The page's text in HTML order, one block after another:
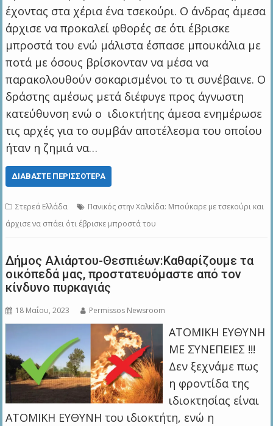
έχοντας στα χέρια ένα τσεκούρι. Ο άνδρας άμεσα
άρχισε να προκαλεί φθορές σε ότι έβρισκε
μπροστά του ενώ μάλιστα έσπασε μπουκάλια με
ποτά με όσους βρίσκονταν να μέσα να
παρακολουθούν σοκαρισμένοι το τι συνέβαινε. Ο
δράστης αμέσως μετά διέφυγε προς άγνωστη
κατεύθυνση ενώ ο ιδιοκτήτης άμεσα ενημέρωσε
τις αρχές για το συμβάν αποτέλεσμα του οποίου
ήταν η ζημιά να…
ΔΙΑΒΆΣΤΕ ΠΕΡΙΣΣΌΤΕΡΑ
Στερεά Ελλάδα
Πανικός στην Χαλκίδα: Μπούκαρε με τσεκούρι και
άρχισε να σπάει ότι έβρισκε μπροστά του
Δήμος Αλιάρτου-Θεσπιέων:Καθαρίζουμε τα
οικόπεδά μας, προστατευόμαστε από τον
κίνδυνο πυρκαγιάς
18 Μαΐου, 2023 Permissos Newsroom
ΑΤΟΜΙΚΗ ΕΥΘΥΝΗ
ΜΕ ΣΥΝΕΠΕΙΕΣ !!!
Δεν ξεχνάμε πως
η φροντίδα της
ιδιοκτησίας είναι
ΑΤΟΜΙΚΗ ΕΥΘΥΝΗ του ιδιοκτήτη, ενώ η